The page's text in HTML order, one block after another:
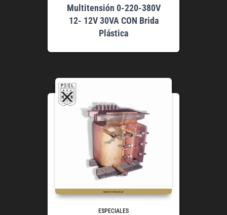
Multitensión 0-220-380V
12- 12V 30VA CON Brida
Plástica
ESPECIALES